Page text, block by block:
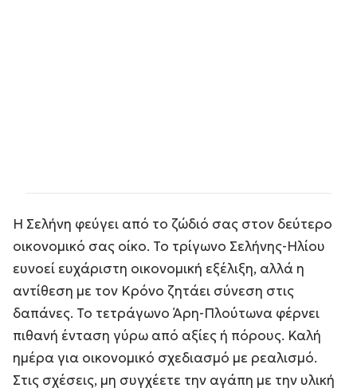
Η Σελήνη φεύγει από το ζώδιό σας στον δεύτερο
οικονομικό σας οίκο. Το τρίγωνο Σελήνης-Ηλίου
ευνοεί ευχάριστη οικονομική εξέλιξη, αλλά η
αντίθεση με τον Κρόνο ζητάει σύνεση στις
δαπάνες. Το τετράγωνο Άρη-Πλούτωνα φέρνει
πιθανή ένταση γύρω από αξίες ή πόρους. Καλή
ημέρα για οικονομικό σχεδιασμό με ρεαλισμό.
Στις σχέσεις, μη συγχέετε την αγάπη με την υλική